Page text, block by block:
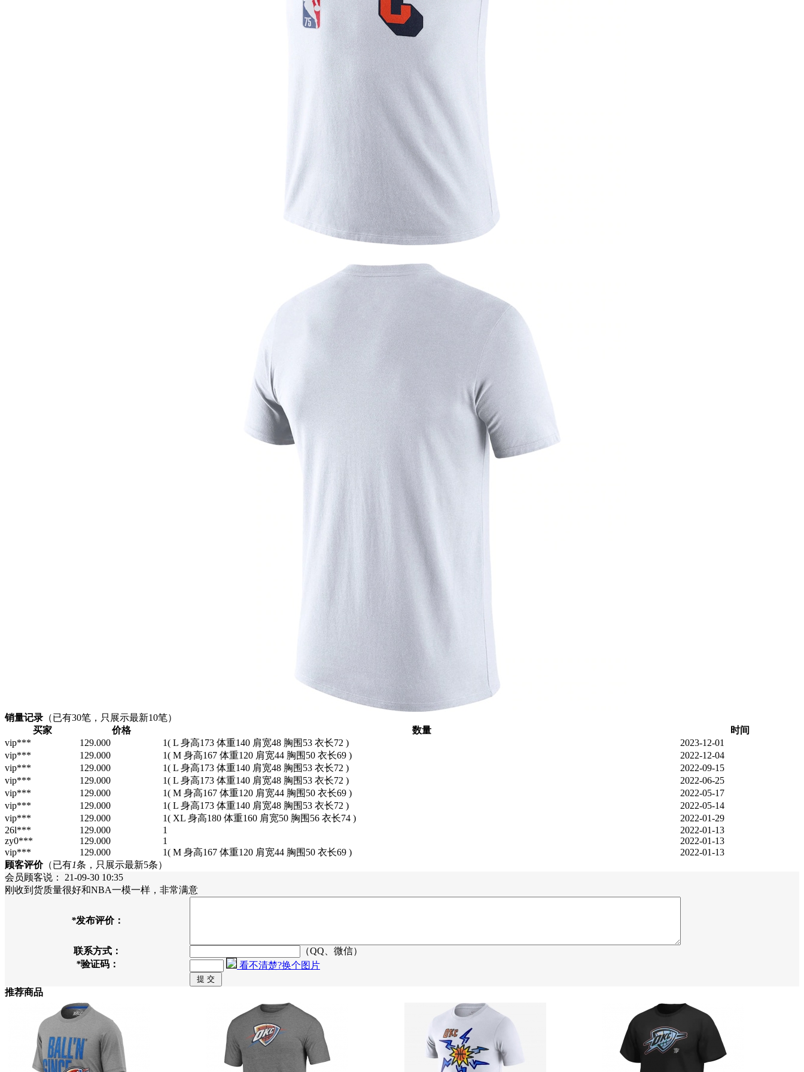
销量记录 （已有30笔，只展示最新10笔）
买家
价格 数量
时间
vip***
129.000 1( L 身高173 体重140 肩宽48 胸围53 衣长72 )
2023-12-01
vip***
129.000 1( M 身高167 体重120 肩宽44 胸围50 衣长69 )
2022-12-04
vip***
129.000 1( L 身高173 体重140 肩宽48 胸围53 衣长72 )
2022-09-15
vip***
129.000 1( L 身高173 体重140 肩宽48 胸围53 衣长72 )
2022-06-25
vip***
129.000 1( M 身高167 体重120 肩宽44 胸围50 衣长69 )
2022-05-17
vip***
129.000 1( L 身高173 体重140 肩宽48 胸围53 衣长72 )
2022-05-14
vip***
129.000 1( XL 身高180 体重160 肩宽50 胸围56 衣长74 )
2022-01-29
26l***
129.000 1
2022-01-13
zy0***
129.000 1
2022-01-13
vip***
129.000 1( M 身高167 体重120 肩宽44 胸围50 衣长69 )
2022-01-13
顾客评价（已有1条，只展示最新5条）
会员顾客说： 21-09-30 10:35
刚收到货质量很好和NBA一模一样，非常满意
*发布评价：
联系方式：
（QQ、微信）
*验证码： 看不清楚?换个图片
推荐商品